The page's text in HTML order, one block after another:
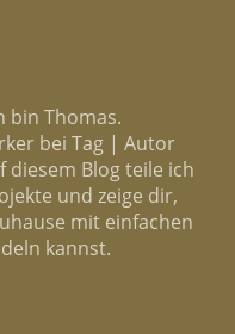
bin Thomas.
bei Tag | Autor
diesem Blog teile ich
und zeige dir,
mit einfachen
kannst.